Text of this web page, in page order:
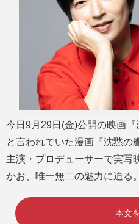
今日9月29日(金)公開の映画
と言われていた漫画『沈黙の
主演・プロデューサーで実写
かお、唯一無二の魅力に迫る。
本文